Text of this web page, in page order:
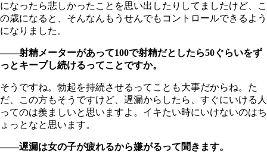
になったら悲しかったことを思い出したりしてましたけど、こ
の歳になると、そんなんもうせんでもコントロールできるよう
になりました。
――射精メーターがあって100で射精だとしたら50ぐらいをず
っとキープし続けるってことですか。
そうですね。勃起を持続させるってことも大事だからね。た
だ、この方もそうですけど、遅漏からしたら、すぐにいける人
ってのは羨ましいと思いますよ。イキたい時にいけないのはち
ょっとなと思います。
――遅漏は女の子が疲れるから嫌がるって聞きます。